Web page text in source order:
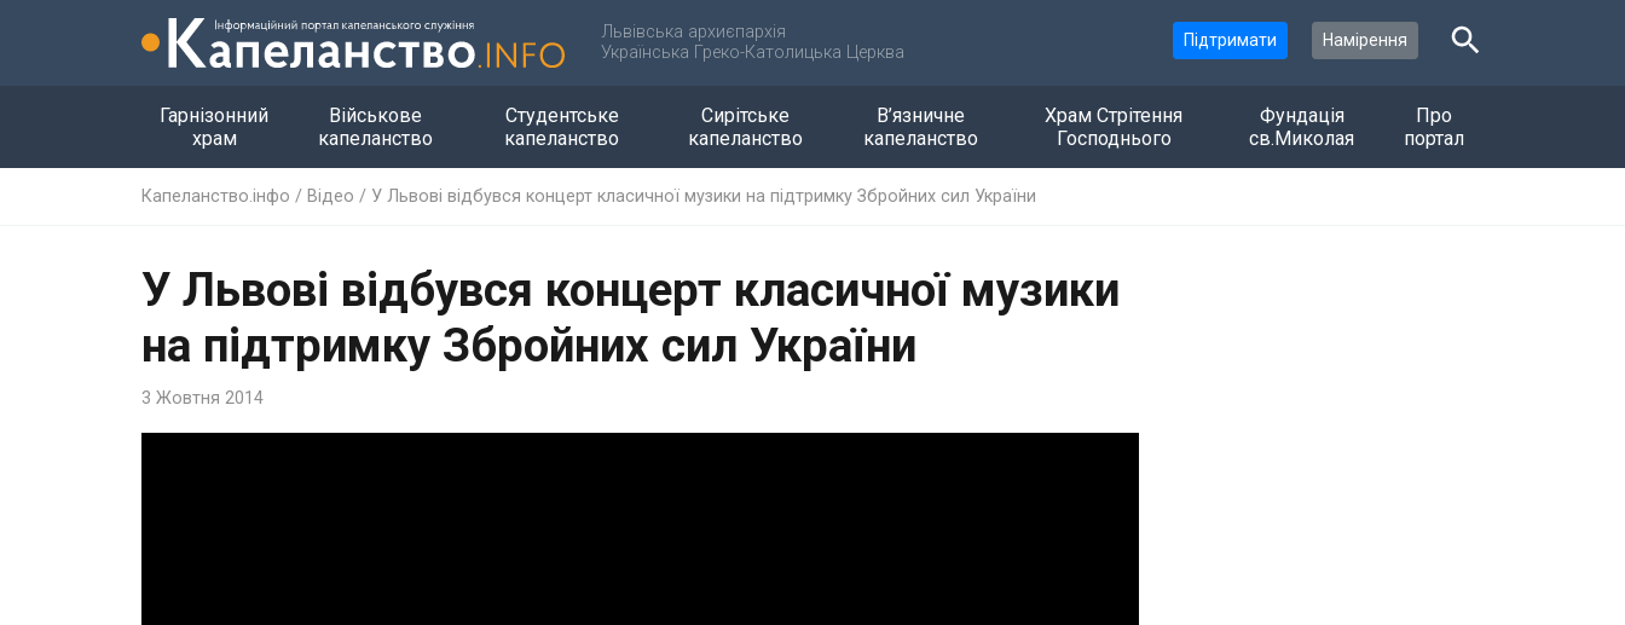
Львівська архиєпархія
Українська Греко-Католицька Церква
Підтримати Намірення
Гарнізонний
храм
Військове
капеланство
Студентське
капеланство
Сирітське
капеланство
В’язничне
капеланство
Храм Стрітення
Господнього
Фундація
св.Миколая
Про
портал
Капеланство.інфо / Відео / У Львові відбувся концерт класичної музики на підтримку Збройних сил України
У Львові відбувся концерт класичної музики
на підтримку Збройних сил України
3 Жовтня 2014